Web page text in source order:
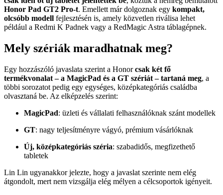
Honor Pad GT2 Pro-t. Emellett már dolgoznak egy kompakt,
olcsóbb modell fejlesztésén is, amely közvetlen riválisa lehet
például a Redmi K Padnek vagy a RedMagic Astra táblagépnek.
Mely szériák maradhatnak meg?
Egy hozzászóló javaslata szerint a Honorcsak két fő
termékvonalat – a MagicPad és a GT szériát – tartaná meg, a
többi sorozatot pedig egy egységes, középkategóriás családba
olvasztaná be. Az elképzelés szerint:
MagicPad: üzleti és vállalati felhasználóknak szánt modellek
GT: nagy teljesítményre vágyó, prémium vásárlóknak
Új, középkategóriás széria: szabadidős, megfizethető
tabletek
Lin Lin ugyanakkor jelezte, hogy a javaslat szerinte nem elég
átgondolt, mert nem vizsgálja elég mélyen a célcsoportok igényeit.